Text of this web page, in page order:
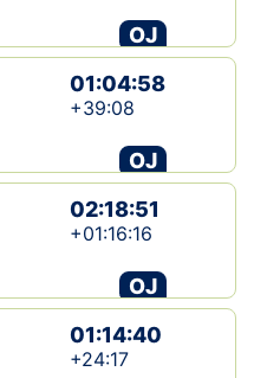
OTSI
OJ
01:04:58
+39:08
OJ
02:18:51
+01:16:16
OJ
01:14:40
+24:17